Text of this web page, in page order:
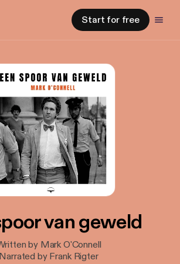
Start for free
van geweld
by Mark O'Connell
Narrated by Frank Rigter